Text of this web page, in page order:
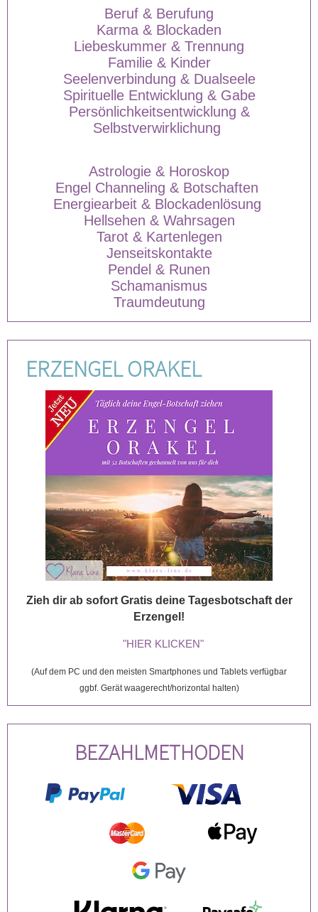
Beruf & Berufung
Karma & Blockaden
Liebeskummer & Trennung
Familie & Kinder
Seelenverbindung & Dualseele
Spirituelle Entwicklung & Gabe
Persönlichkeitsentwicklung &
Selbstverwirklichung
Astrologie & Horoskop
Engel Channeling & Botschaften
Energiearbeit & Blockadenlösung
Hellsehen & Wahrsagen
Tarot & Kartenlegen
Jenseitskontakte
Pendel & Runen
Schamanismus
Traumdeutung
ERZENGEL ORAKEL
Zieh dir ab sofort Gratis deine Tagesbotschaft der
Erzengel!
"HIER KLICKEN"
(Auf dem PC und den meisten Smartphones und Tablets verfügbar
ggbf. Gerät waagerecht/horizontal halten)
BEZAHLMETHODEN